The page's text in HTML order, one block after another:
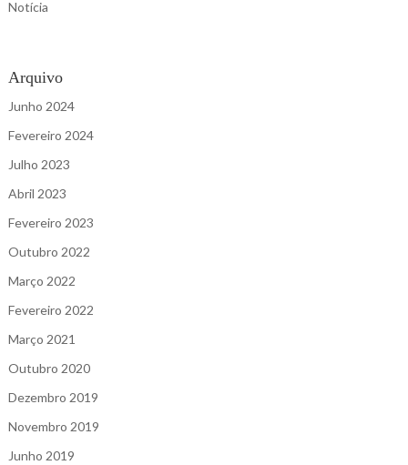
Notícia
Arquivo
Junho 2024
Fevereiro 2024
Julho 2023
Abril 2023
Fevereiro 2023
Outubro 2022
Março 2022
Fevereiro 2022
Março 2021
Outubro 2020
Dezembro 2019
Novembro 2019
Junho 2019